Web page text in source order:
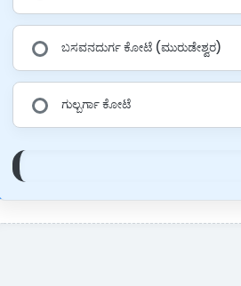
ಬಸವನದುರ್ಗ ಕೋಟೆ (ಮುರುಡೇಶ್ವರ)
ಗುಲ್ಬರ್ಗಾ ಕೋಟೆ